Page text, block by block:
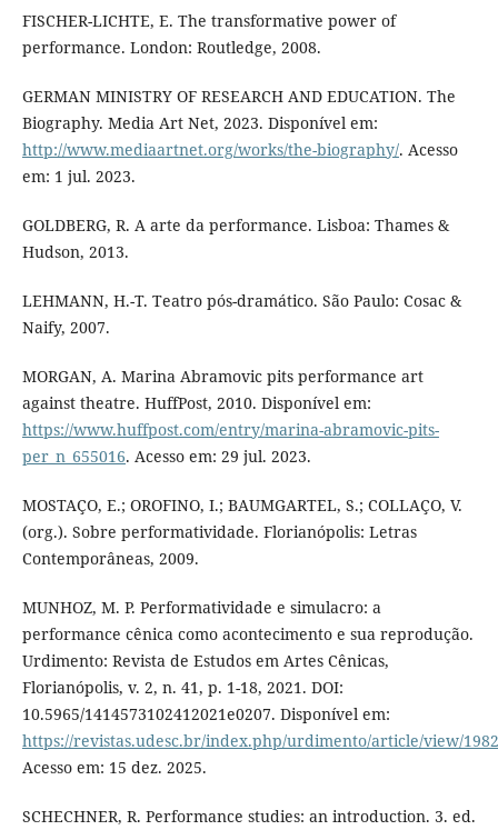
FISCHER-LICHTE, E. The transformative power of
performance. London: Routledge, 2008.
GERMAN MINISTRY OF RESEARCH AND EDUCATION. The
Biography. Media Art Net, 2023. Disponível em:
http://www.mediaartnet.org/works/the-biography/. Acesso
em: 1 jul. 2023.
GOLDBERG, R. A arte da performance. Lisboa: Thames &
Hudson, 2013.
LEHMANN, H.-T. Teatro pós-dramático. São Paulo: Cosac &
Naify, 2007.
MORGAN, A. Marina Abramovic pits performance art
against theatre. HuffPost, 2010. Disponível em:
https://www.huffpost.com/entry/marina-abramovic-pits-
per_n_655016. Acesso em: 29 jul. 2023.
MOSTAÇO, E.; OROFINO, I.; BAUMGARTEL, S.; COLLAÇO, V.
(org.). Sobre performatividade. Florianópolis: Letras
Contemporâneas, 2009.
MUNHOZ, M. P. Performatividade e simulacro: a
performance cênica como acontecimento e sua reprodução.
Urdimento: Revista de Estudos em Artes Cênicas,
Florianópolis, v. 2, n. 41, p. 1-18, 2021. DOI:
10.5965/1414573102412021e0207. Disponível em:
https://revistas.udesc.br/index.php/urdimento/article/view/
Acesso em: 15 dez. 2025.
SCHECHNER, R. Performance studies: an introduction. 3. ed.